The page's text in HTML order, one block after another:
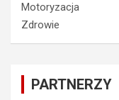
Motoryzacja
Zdrowie
PARTNERZY